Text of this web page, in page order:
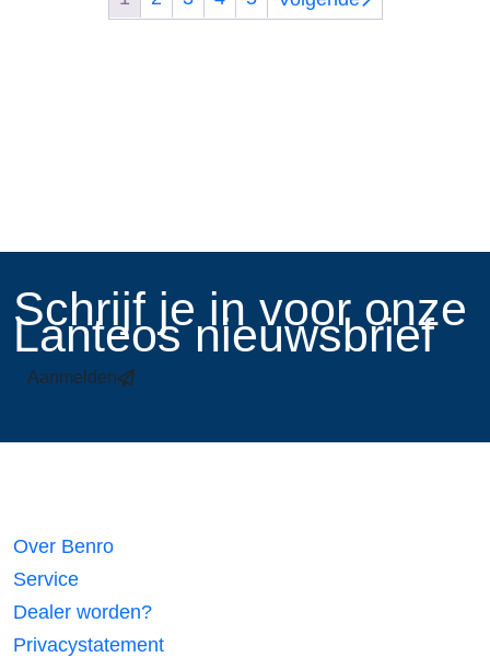
​Schrijf je in voor onze
Lanteos nieuwsbrief
Aanmelden
Over Benro
Service
Dealer worden?
Privacystatement